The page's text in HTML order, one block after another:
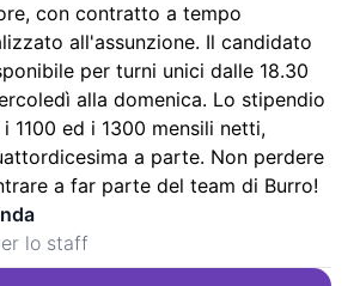
con contratto a tempo
all'assunzione. Il candidato
per turni unici dalle 18.30
alla domenica. Lo stipendio
1100 ed i 1300 mensili netti,
a parte. Non perdere
a far parte del team di Burro!
lo staff